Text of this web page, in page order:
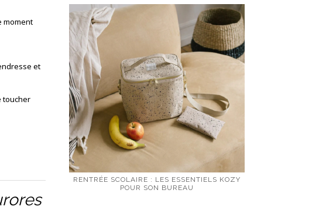
moment
et
toucher
RENTRÉE SCOLAIRE : LES ESSENTIELS KOZY
POUR SON BUREAU